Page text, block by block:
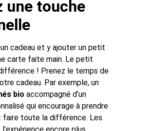
une touche
cadeau et y ajouter un petit
carte faite main. Le petit
! Prenez le temps de
cadeau. Par exemple, un
bio accompagné d’un
qui encourage à prendre
faire toute la différence. Les